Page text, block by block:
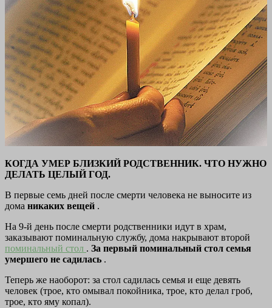
КОГДА УМЕР БЛИЗКИЙ РОДСТВЕННИК. ЧТО НУЖНО
ДЕЛАТЬ ЦЕЛЫЙ ГОД.
В первые семь дней после смерти человека не выносите из
дома никаких вещей .
На 9-й день после смерти родственники идут в храм,
заказывают поминальную службу, дома накрывают второй
поминальный стол . За первый поминальный стол семья
умершего не садилась .
Теперь же наоборот: за стол садилась семья и еще девять
человек (трое, кто омывал покойника, трое, кто делал гроб,
трое, кто яму копал).